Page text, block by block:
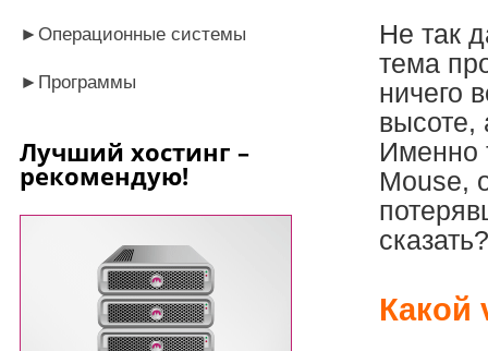
Не так
тема
ничего
высоте,
Именно
Mouse,
Какой
► Операционные системы
► Программы
Лучший хостинг –
рекомендую!